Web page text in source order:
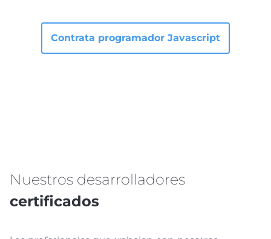
Contrata programador Javascript
Nuestros desarrolladores
certificados